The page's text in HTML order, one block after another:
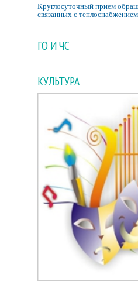
Круглосуточный прием
связанных с теплоснабжением
ГО И ЧС
КУЛЬТУРА